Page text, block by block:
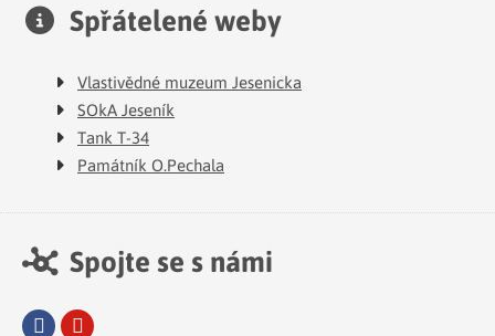
Spřátelené weby
Vlastivědné muzeum Jesenicka
SOkA Jeseník
Tank T-34
Památník O.Pechala
Spojte se s námi
Facebook